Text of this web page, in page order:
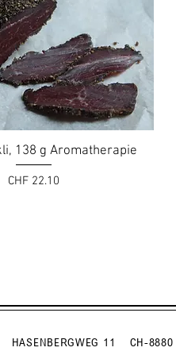
138 g Aromatherapie
Preis
CHF 22.10
HASENBERGWEG 11 CH-8880